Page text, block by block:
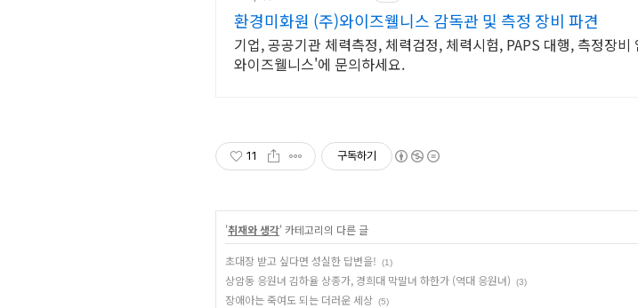
환경미화원 (주)와이즈웰니스 감독관 및 측정 장비 파견
기업, 공공기관 체력측정, 체력검정, 체력시험, PAPS 대행, 측정장
와이즈웰니스'에 문의하세요.
11 구독하기
'취재와 생각' 카테고리의 다른 글
초대장 받고 싶다면 성실한 답변을! (1)
상암동 응원녀 김하율 상종가, 경희대 막말녀 하한가 (역대 응원녀) (3)
장애아는 죽여도 되는 더러운 세상 (5)